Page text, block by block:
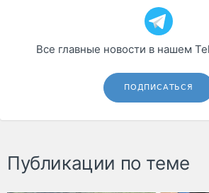
Все главные новости в нашем
ПОДПИСАТЬСЯ
Публикации по теме